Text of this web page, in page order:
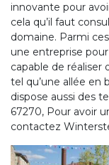
innovante pour
cela qu’il faut
domaine. Parmi
une entreprise
capable de réaliser
tel qu’une allée en
dispose aussi des
67270, Pour avoir
contactez